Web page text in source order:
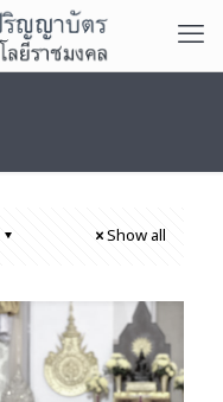
Show all